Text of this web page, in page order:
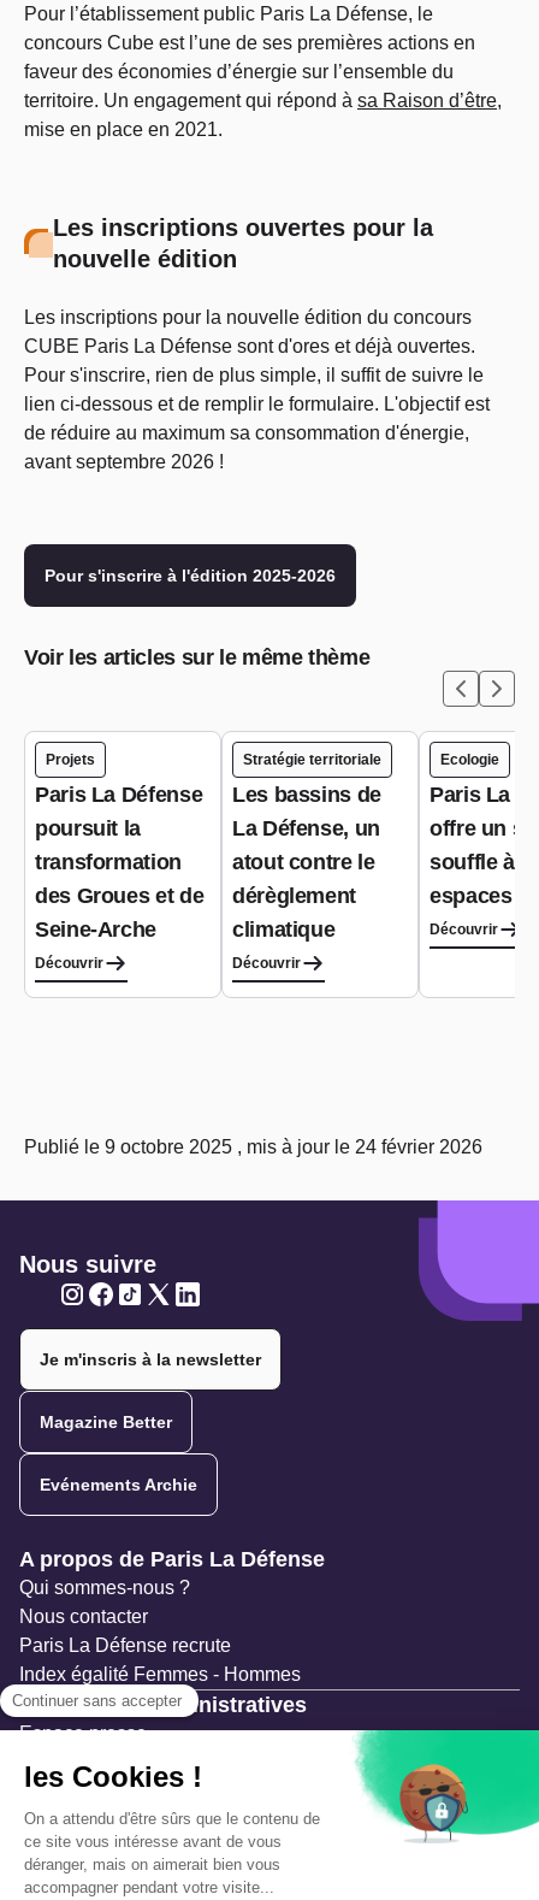
Pour l’établissement public Paris La Défense, le
concours Cube est l’une de ses premières actions en
faveur des économies d’énergie sur l’ensemble du
territoire. Un engagement qui répond à sa Raison d’être,
mise en place en 2021.
Les inscriptions ouvertes pour la
nouvelle édition
Les inscriptions pour la nouvelle édition du concours
CUBE Paris La Défense sont d'ores et déjà ouvertes.
Pour s'inscrire, rien de plus simple, il suffit de suivre le
lien ci-dessous et de remplir le formulaire. L'objectif est
de réduire au maximum sa consommation d'énergie,
avant septembre 2026 !
Pour s'inscrire à l'édition 2025-2026
Voir les articles sur le même thème
Projets
Paris La Défense
poursuit la
transformation
des Groues et de
Seine-Arche
Découvrir
Stratégie territoriale
Les bassins de
La Défense, un
atout contre le
dérèglement
climatique
Découvrir
Ecologie
Paris La
offre un
souffle à
espaces
Découvrir
Publié le 9 octobre 2025 , mis à jour le 24 février 2026
Nous suivre
Je m'inscris à la newsletter
Magazine Better
Evénements Archie
Navigation secondaire
A propos de Paris La Défense
Qui sommes-nous ?
Nous contacter
Paris La Défense recrute
Index égalité Femmes - Hommes
Ressources administratives
Espace presse
Documentation
Marchés publics
Appels à projets & avis d'attribution
Mesures de publicité
Concertations et enquêtes publiques